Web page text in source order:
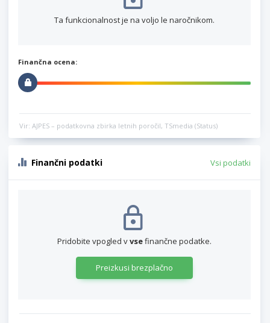
Ta funkcionalnost je na voljo le naročnikom.
Finančna ocena:
Vir: AJPES – podatkovna zbirka letnih poročil, TSmedia (Status)
Finančni podatki Vsi podatki
Pridobite vpogled vvsefinančne podatke.
Preizkusi brezplačno